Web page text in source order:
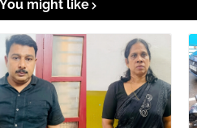
You might like